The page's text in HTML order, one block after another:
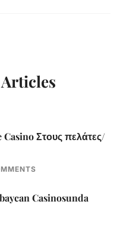
Στους πελάτες/
Casinosunda